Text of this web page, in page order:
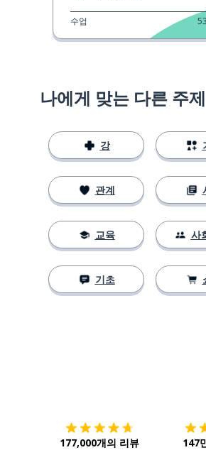
수업 53
나에게 맞는 다른 주
강
관계
교육
기초
사
177,000개의 리뷰 147